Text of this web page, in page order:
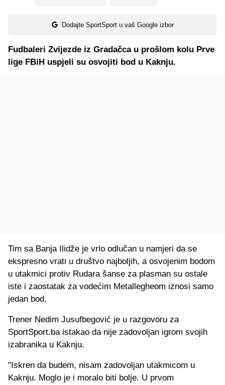
Dodajte SportSport u vaš Google izbor
Fudbaleri Zvijezde iz Gradačca u prošlom kolu Prve
lige FBiH uspjeli su osvojiti bod u Kaknju.
Tim sa Banja Ilidže je vrlo odlučan u namjeri da se
ekspresno vrati u društvo najboljih, a osvojenim bodom
u utakmici protiv Rudara šanse za plasman su ostale
iste i zaostatak za vodećim Metallegheom iznosi samo
jedan bod.
Trener Nedim Jusufbegović je u razgovoru za
SportSport.ba istakao da nije zadovoljan igrom svojih
izabranika u Kaknju.
"Iskren da budem, nisam zadovoljan utakmicom u
Kaknju. Moglo je i moralo biti bolje. U prvom